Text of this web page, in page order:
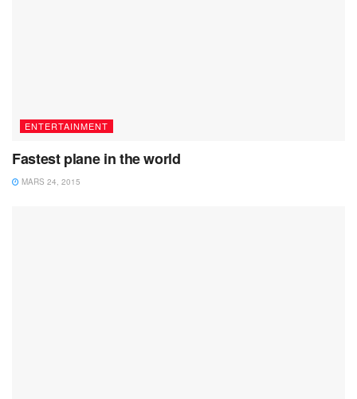
ENTERTAINMENT
Fastest plane in the world
MARS 24, 2015